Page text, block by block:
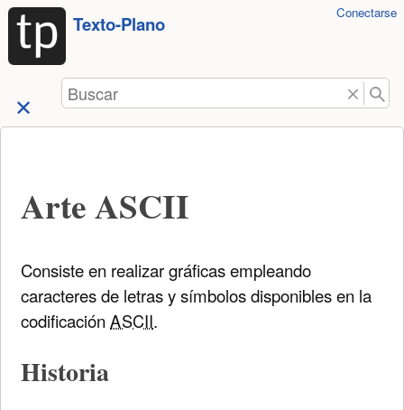
Saltar a
contenido
Texto-Plano
HerramientasConectarse
Buscar
Arte ASCII
Consiste en realizar gráficas empleando
caracteres de letras y símbolos disponibles en la
codificaciónASCII.
Historia